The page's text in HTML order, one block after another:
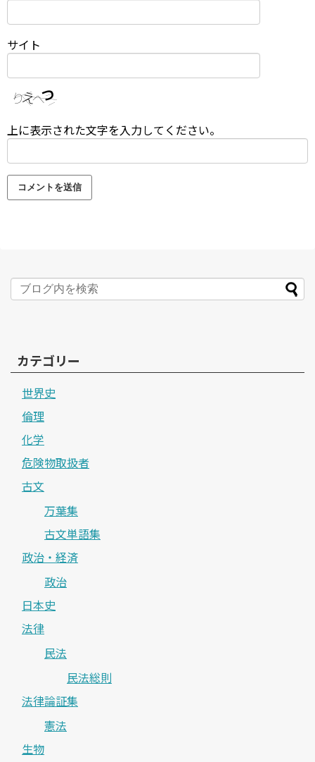
サイト
上に表示された文字を入力してください。
カテゴリー
世界史
倫理
化学
危険物取扱者
古文
万葉集
古文単語集
政治・経済
政治
日本史
法律
民法
民法総則
法律論証集
憲法
生物